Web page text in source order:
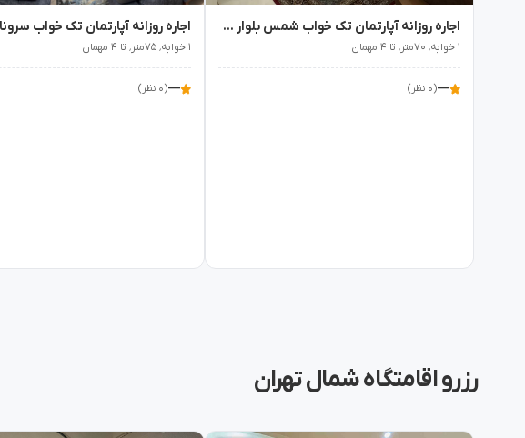
اجاره روزانه آپارتمان تک خواب شمس بلوار کشاورز 2 - تهران
۱ خوابه٬ ۷۰متر٬ تا ۴ مهمان
—(۰ نظر)
۱ خوابه٬ ۷۵متر٬ تا ۴ مهمان
—(۰ نظر)
رزرو اقامتگاه شمال تهران